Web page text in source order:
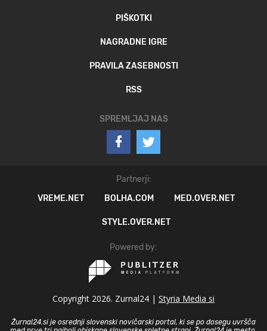
PIŠKOTKI
NAGRADNE IGRE
PRAVILA ZASEBNOSTI
RSS
SPREMLJAJ NAS
Partnerji:
VREME.NET
BOLHA.COM MED.OVER.NET
STYLE.OVER.NET
Powered by:
Copyright 2026. Zurnal24 | Styria Media si
Žurnal24.si je osrednji slovenski novičarski portal, ki se po dosegu uvršča